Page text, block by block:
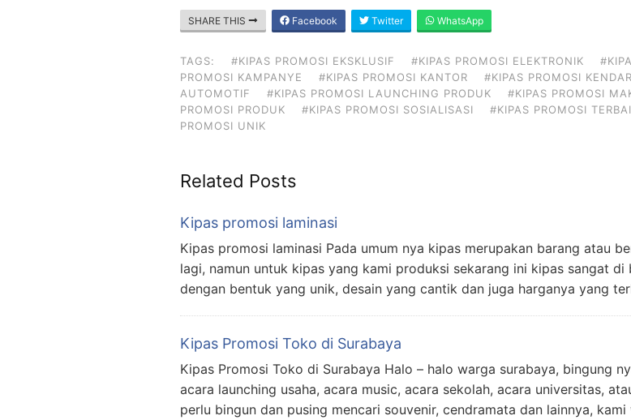
SHARE THIS Facebook Twitter WhatsApp
TAGS: #KIPAS PROMOSI EKSKLUSIF #KIPAS PROMOSI ELEKTRONIK
PROMOSI KAMPANYE
#KIPAS PROMOSI KANTOR #KIPAS PROMOSI
AUTOMOTIF
#KIPAS PROMOSI LAUNCHING PRODUK #KIPAS PROMOSI
PROMOSI PRODUK
#KIPAS PROMOSI SOSIALISASI #KIPAS PROMOSI
PROMOSI UNIK
Related Posts
Kipas promosi laminasi
Kipas promosi laminasi Pada umum nya kipas merupakan barang atau
lagi, namun untuk kipas yang kami produksi sekarang ini kipas sangat
dengan bentuk yang unik, desain yang cantik dan juga harganya yang
Kipas Promosi Toko di Surabaya
Kipas Promosi Toko di Surabaya Halo – halo warga surabaya, bingung
acara launching usaha, acara music, acara sekolah, acara universitas,
perlu bingun dan pusing mencari souvenir, cendramata dan lainnya,